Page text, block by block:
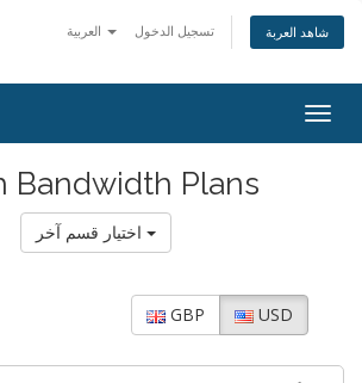
تسجيل الدخول شاهد العربة
Bandwidth Plans
GBP USD